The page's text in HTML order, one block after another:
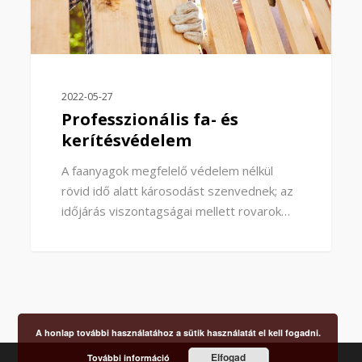
2022-05-27
Professzionális fa- és
kerítésvédelem
A faanyagok megfelelő védelem nélkül
rövid idő alatt károsodást szenvednek; az
időjárás viszontagságai mellett rovarok…
A honlap további használatához a sütik használatát el kell fogadni.
További információ Elfogad